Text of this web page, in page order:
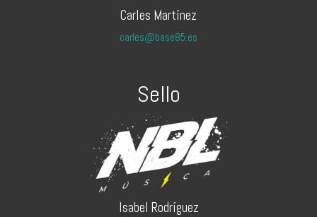
Carles Martínez
carles@base85.es
Sello
Isabel Rodríguez